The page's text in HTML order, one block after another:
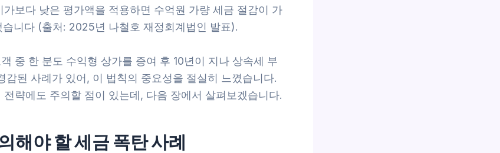
가보다 낮은 평가액을 적용하면 수억원 가량 세금 절감이 가
습니다 (출처: 2025년 나철호 재정회계법인 발표).
중 한 분도 수익형 상가를 증여 후 10년이 지나 상속세 부
감된 사례가 있어, 이 법칙의 중요성을 절실히 느꼈습니다.
략에도 주의할 점이 있는데, 다음 장에서 살펴보겠습니다.
해야 할 세금 폭탄 사례